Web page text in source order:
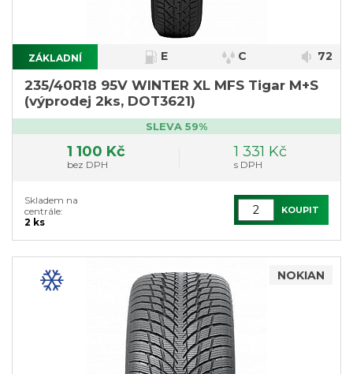
ZÁKLADNÍ E C 72
235/40R18 95V WINTER XL MFS Tigar M+S
(výprodej 2ks, DOT3621)
SLEVA 59%
1 100 Kč
bez DPH
1 331 Kč
s DPH
Skladem na
centrále:
2 ks
KOUPIT
NOKIAN